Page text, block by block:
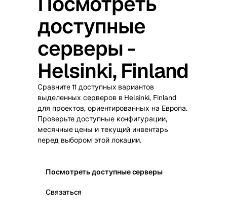
доступные
серверы -
Helsinki, Finland
Сравните 11 доступных вариантов
выделенных серверов в Helsinki, Finland
для проектов, ориентированных на Европа.
Проверьте доступные конфигурации,
месячные цены и текущий инвентарь
перед выбором этой локации.
Посмотреть доступные серверы
Связаться